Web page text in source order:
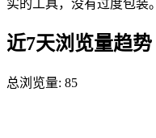
实的工具，没有过度包装。
近7天浏览量趋势
总浏览量: 85